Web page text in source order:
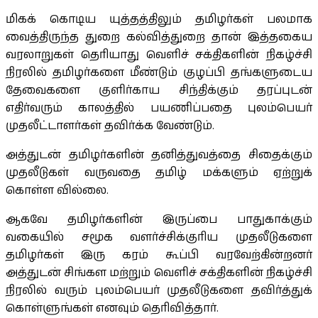
மிகக் கொடிய யுத்தத்திலும் தமிழர்கள் பலமாக
வைத்திருந்த துறை கல்வித்துறை தான் இத்தகைய
வரலாறுகள் தெரியாது வெளிச் சக்திகளின் நிகழ்ச்சி
நிரலில் தமிழர்களை மீண்டும் குழப்பி தங்களுடைய
தேவைகளை குளிர்காய சிந்திக்கும் தரப்புடன்
எதிர்வரும் காலத்தில் பயணிப்பதை புலம்பெயர்
முதலீட்டாளர்கள் தவிர்க்க வேண்டும்.
அத்துடன் தமிழர்களின் தனித்துவத்தை சிதைக்கும்
முதலீடுகள் வருவதை தமிழ் மக்களும் ஏற்றுக்
கொள்ள வில்லை.
ஆகவே தமிழர்களின் இருப்பை பாதுகாக்கும்
வகையில் சமூக வளர்ச்சிக்குரிய முதலீடுகளை
தமிழர்கள் இரு கரம் கூப்பி வரவேற்கின்றனர்
அத்துடன் சிங்கள மற்றும் வெளிச் சக்திகளின் நிகழ்ச்சி
நிரலில் வரும் புலம்பெயர் முதலீடுகளை தவிர்த்துக்
கொள்ளுங்கள் எனவும் தெரிவித்தார்.